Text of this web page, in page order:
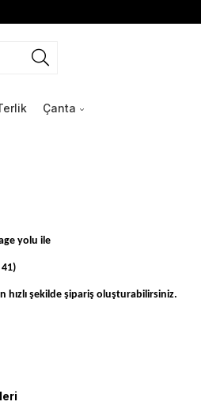
Çanta
yolu ile
şekilde şipariş oluşturabilirsiniz.